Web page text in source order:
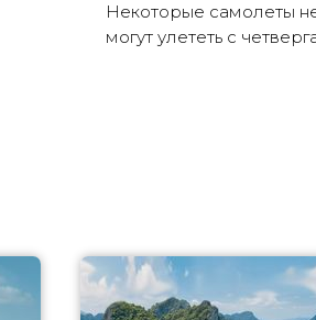
Некоторые самолеты
могут улететь с